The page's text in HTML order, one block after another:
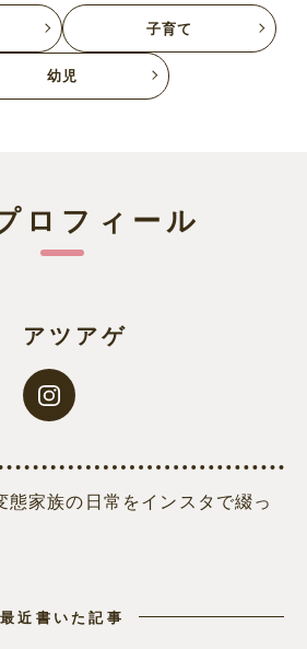
子育て
幼児
ロフィール
アツアゲ
態家族の日常をインスタで綴っ
最近書いた記事